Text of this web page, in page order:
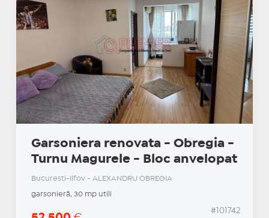
Garsoniera renovata - Obregia -
Turnu Magurele - Bloc anvelopat
Bucuresti-Ilfov - ALEXANDRU OBREGIA
garsonieră, 30 mp utili
#101742